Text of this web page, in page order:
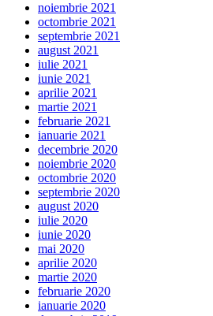
noiembrie 2021
octombrie 2021
septembrie 2021
august 2021
iulie 2021
iunie 2021
aprilie 2021
martie 2021
februarie 2021
ianuarie 2021
decembrie 2020
noiembrie 2020
octombrie 2020
septembrie 2020
august 2020
iulie 2020
iunie 2020
mai 2020
aprilie 2020
martie 2020
februarie 2020
ianuarie 2020